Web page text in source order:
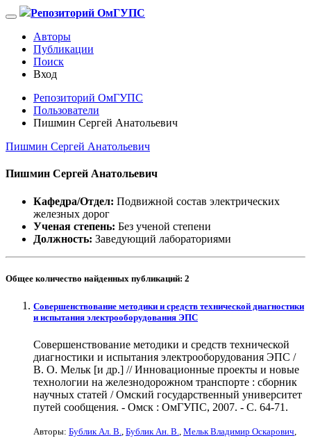
Репозиторий ОмГУПС
Авторы
Публикации
Поиск
Вход
Репозиторий ОмГУПС
Пользователи
Пишмин Сергей Анатольевич
Пишмин Сергей Анатольевич
Пишмин Сергей Анатольевич
Кафедра/Отдел: Подвижной состав электрических
железных дорог
Ученая степень: Без ученой степени
Должность: Заведующий лабораториями
Общее количество найденных публикаций: 2
Совершенствование методики и средств технической диагностики
и испытания электрооборудования ЭПС
Совершенствование методики и средств технической
диагностики и испытания электрооборудования ЭПС /
В. О. Мельк [и др.] // Инновационные проекты и новые
технологии на железнодорожном транспорте : сборник
научных статей / Омский государственный университет
путей сообщения. - Омск : ОмГУПС, 2007. - С. 64-71.
Авторы: Бублик Ал. В., Бублик Ан. В., Мельк Владимир Оскарович,